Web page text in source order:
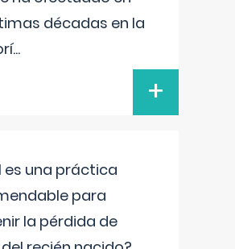
décadas en la
...
+
es una práctica
para
la pérdida de